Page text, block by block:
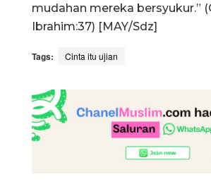
mudahan mereka bersyukur.”
Ibrahim:37) [MAY/Sdz]
Tags: Cinta itu ujian